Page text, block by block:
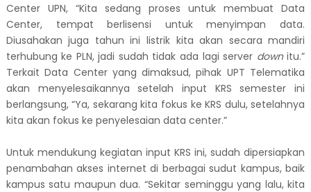
Center UPN, “Kita sedang proses untuk membuat Data
Center, tempat berlisensi untuk menyimpan data.
Diusahakan juga tahun ini listrik kita akan secara mandiri
terhubung ke PLN, jadi sudah tidak ada lagi server downitu.”
Terkait Data Center yang dimaksud, pihak UPT Telematika
akan menyelesaikannya setelah input KRS semester ini
berlangsung, “Ya, sekarang kita fokus ke KRS dulu, setelahnya
kita akan fokus ke penyelesaian data center.”
Untuk mendukung kegiatan input KRS ini, sudah dipersiapkan
penambahan akses internet di berbagai sudut kampus, baik
kampus satu maupun dua. “Sekitar seminggu yang lalu, kita